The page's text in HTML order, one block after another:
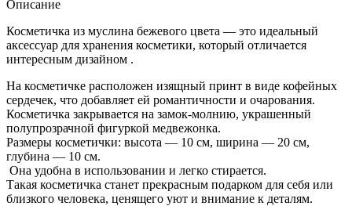
Описание
Косметичка из муслина бежевого цвета — это идеальный
аксессуар для хранения косметики, который отличается
интересным дизайном .
На косметичке расположен изящный принт в виде кофейных
сердечек, что добавляет ей романтичности и очарования.
Косметичка закрывается на замок-молнию, украшенный
полупрозрачной фигуркой медвежонка.
Размеры косметички: высота — 10 см, ширина — 20 см,
глубина — 10 см.
Она удобна в использовании и легко стирается.
Такая косметичка станет прекрасным подарком для себя или
близкого человека, ценящего уют и внимание к деталям.